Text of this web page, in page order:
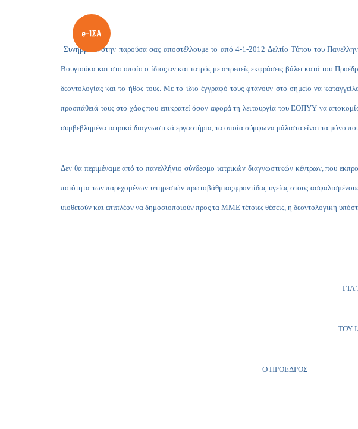
Συνημμένα στην παρούσα σας αποστέλλουμε το από 4-1-2012 Δελτίο Τύπου του
Βουγιούκα και στο οποίο ο ίδιος αν και ιατρός με απρεπείς εκφράσεις βάλει κατά του
δεοντολογίας και το ήθος τους. Με το ίδιο έγγραφό τους φτάνουν στο σημείο να
προσπάθειά τους στο χάος που επικρατεί όσον αφορά τη λειτουργία του ΕΟΠΥΥ να
συμβεβλημένα ιατρικά διαγνωστικά εργαστήρια, τα οποία σύμφωνα μάλιστα είναι τα μόνο
Δεν θα περιμέναμε από το πανελλήνιο σύνδεσμο ιατρικών διαγνωστικών κέντρων, που
ποιότητα των παρεχομένων υπηρεσιών πρωτοβάθμιας φροντίδας υγείας στους
υιοθετούν και επιπλέον να δημοσιοποιούν προς τα ΜΜΕ τέτοιες θέσεις, η δεοντολογική
ΓΙΑ
ΤΟΥ
Ο